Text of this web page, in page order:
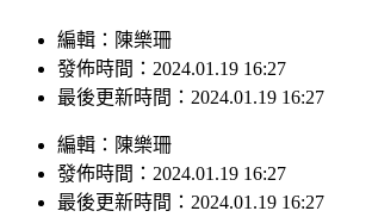
編輯：陳樂珊
發佈時間：2024.01.19 16:27
編輯：陳樂珊
發佈時間：2024.01.19 16:27